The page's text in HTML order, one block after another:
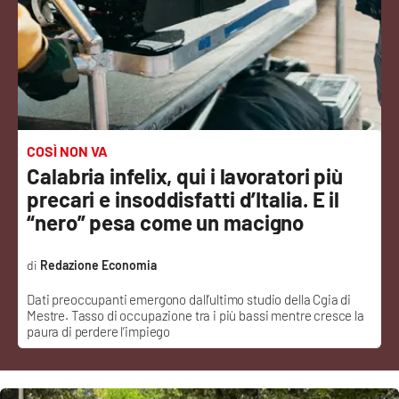
Sanità
Sport
Cultura
Podcast
Meteo
Editoriali
VIDEO
Ambiente
Cronaca
COSÌ NON VA
Calabria infelix, qui i lavoratori più
precari e insoddisfatti d’Italia. E il
“nero” pesa come un macigno
Dati preoccupanti emergono dall’ultimo studio della Cgia di
Mestre. Tasso di occupazione tra i più bassi mentre cresce la
paura di perdere l’impiego
Redazione Economia